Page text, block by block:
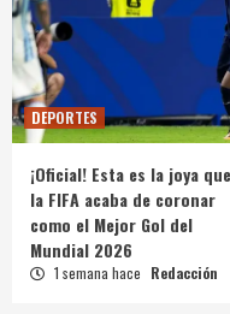
DEPORTES
¡Oficial! Esta es la joya que
la FIFA acaba de coronar
como el Mejor Gol del
Mundial 2026
1 semana hace Redacción